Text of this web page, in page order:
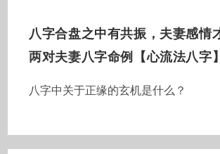
八字合盘之中有共振，夫妻感情
两对夫妻八字命例【心流法八字】
八字中关于正缘的玄机是什么？